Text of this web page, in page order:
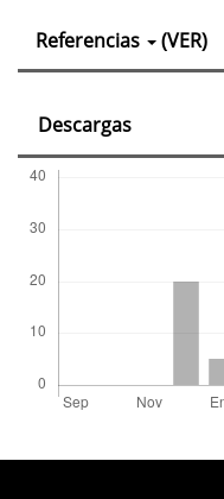
Detalles
del
artículo
Referencias (VER)
Descargas